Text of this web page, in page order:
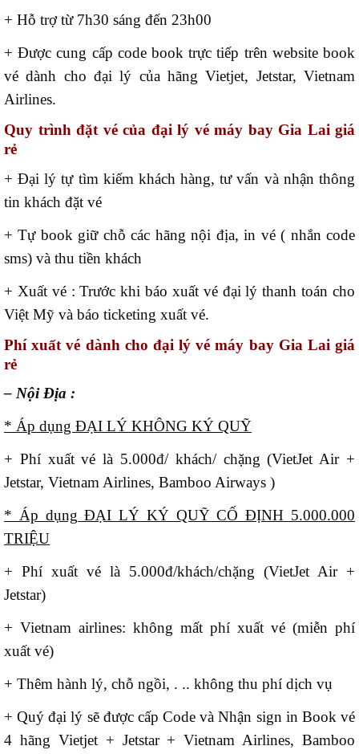
+ Hỗ trợ từ 7h30 sáng đến 23h00
+ Được cung cấp code book trực tiếp trên website book
vé dành cho đại lý của hãng Vietjet, Jetstar, Vietnam
Airlines.
Quy trình đặt vé của đại lý vé máy bay Gia Lai giá
rẻ
+ Đại lý tự tìm kiếm khách hàng, tư vấn và nhận thông
tin khách đặt vé
+ Tự book giữ chỗ các hãng nội địa, in vé ( nhắn code
sms) và thu tiền khách
+ Xuất vé : Trước khi báo xuất vé đại lý thanh toán cho
Việt Mỹ và báo ticketing xuất vé.
Phí xuất vé dành cho đại lý vé máy bay Gia Lai giá
rẻ
– Nội Địa :
* Áp dụng ĐẠI LÝ KHÔNG KÝ QUỸ
+ Phí xuất vé là 5.000đ/ khách/ chặng (VietJet Air +
Jetstar, Vietnam Airlines, Bamboo Airways )
* Áp dụng ĐẠI LÝ KÝ QUỸ CỐ ĐỊNH 5.000.000
TRIỆU
+ Phí xuất vé là 5.000đ/khách/chặng (VietJet Air +
Jetstar)
+ Vietnam airlines: không mất phí xuất vé (miễn phí
xuất vé)
+ Thêm hành lý, chỗ ngồi, . .. không thu phí dịch vụ
+ Quý đại lý sẽ được cấp Code và Nhận sign in Book vé
4 hãng Vietjet + Jetstar + Vietnam Airlines, Bamboo